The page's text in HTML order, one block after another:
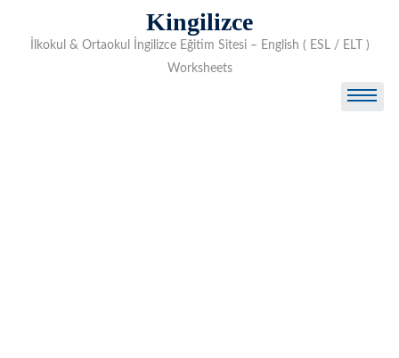
content
Kingilizce
İlkokul & Ortaokul İngilizce Eğitim Sitesi – English ( ESL / ELT )
Worksheets